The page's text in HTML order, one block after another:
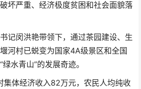
坏严重‌、经济极度贫困‌和社会面貌落
记闵洪艳带领下，通过茶园建设、生
河村已蜕变为国家4A级景区和全国
水青山”的发展奇迹。
集体经济收入82万元，农民人均纯收